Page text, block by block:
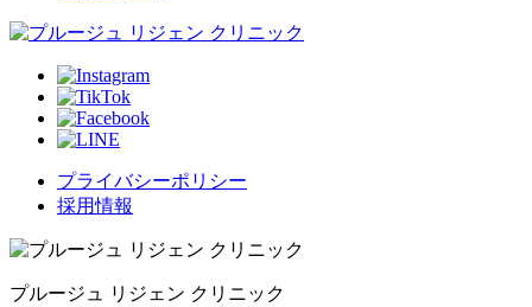
プライバシーポリシー
採用情報
プルージュ リジェン クリニック